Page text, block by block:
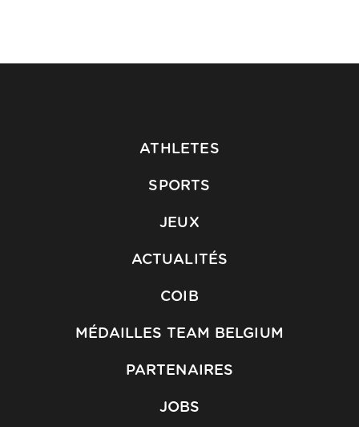
ATHLETES
SPORTS
JEUX
ACTUALITÉS
COIB
MÉDAILLES TEAM BELGIUM
PARTENAIRES
JOBS